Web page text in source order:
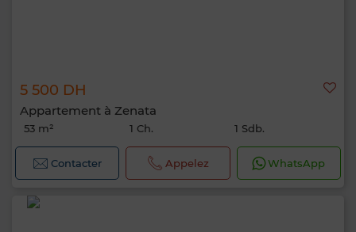
5 500 DH
Appartement à Zenata
53 m² 1 Ch. 1 Sdb.
Contacter Appelez WhatsApp